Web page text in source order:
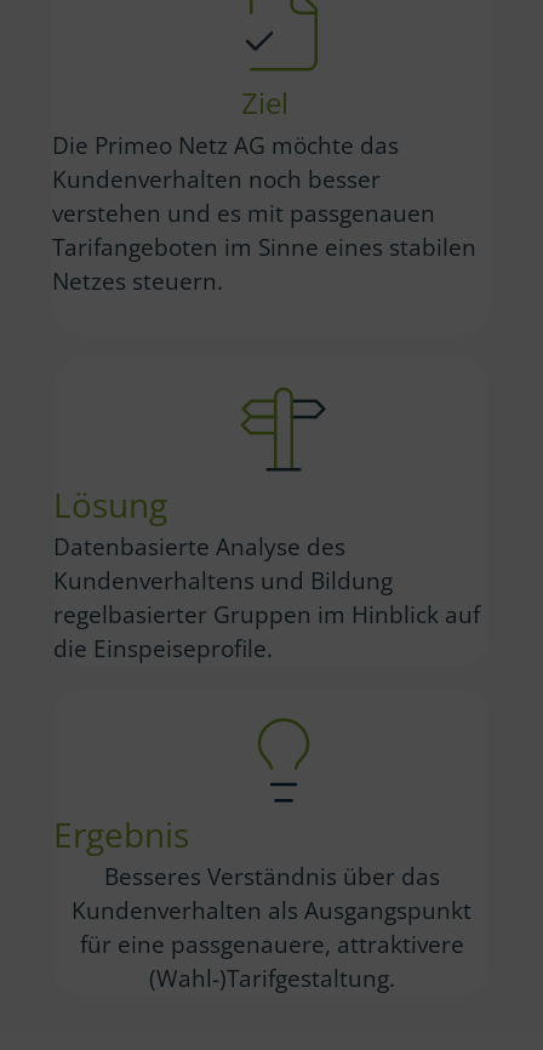
Ziel
Die Primeo Netz AG möchte das
Kundenverhalten noch besser
verstehen und es mit passgenauen
Tarifangeboten im Sinne eines stabilen
Netzes steuern.
Lösung
Datenbasierte Analyse des
Kundenverhaltens und Bildung
regelbasierter Gruppen im Hinblick auf
die Einspeiseprofile.
Ergebnis
Besseres Verständnis über das
Kundenverhalten als Ausgangspunkt
für eine passgenauere, attraktivere
(Wahl-)Tarifgestaltung.